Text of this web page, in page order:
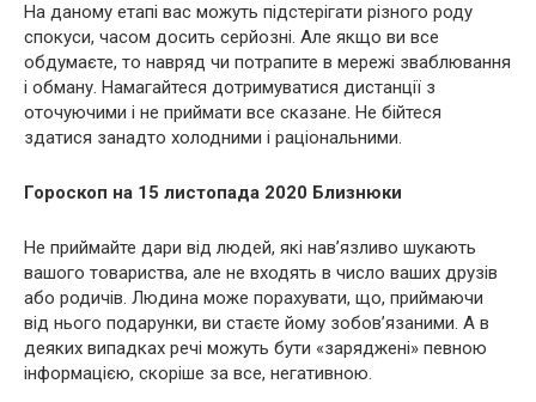
На даному етапі вас можуть підстерігати різного роду
спокуси, часом досить серйозні. Але якщо ви все
обдумаєте, то навряд чи потрапите в мережі зваблювання
і обману. Намагайтеся дотримуватися дистанції з
оточуючими і не приймати все сказане. Не бійтеся
здатися занадто холодними і раціональними.
Гороскоп на 15 листопада 2020 Близнюки
Не приймайте дари від людей, які нав’язливо шукають
вашого товариства, але не входять в число ваших друзів
або родичів. Людина може порахувати, що, приймаючи
від нього подарунки, ви стаєте йому зобов’язаними. А в
деяких випадках речі можуть бути «заряджені» певною
інформацією, скоріше за все, негативною.